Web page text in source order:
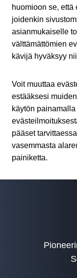
huomioon se,
joidenkin
asianmukaiselle
välttämättömien
kävijä hyväksyy
Voit muuttaa
estääksesi
käytön painamalla
pääset
vasemmasta
painiketta.